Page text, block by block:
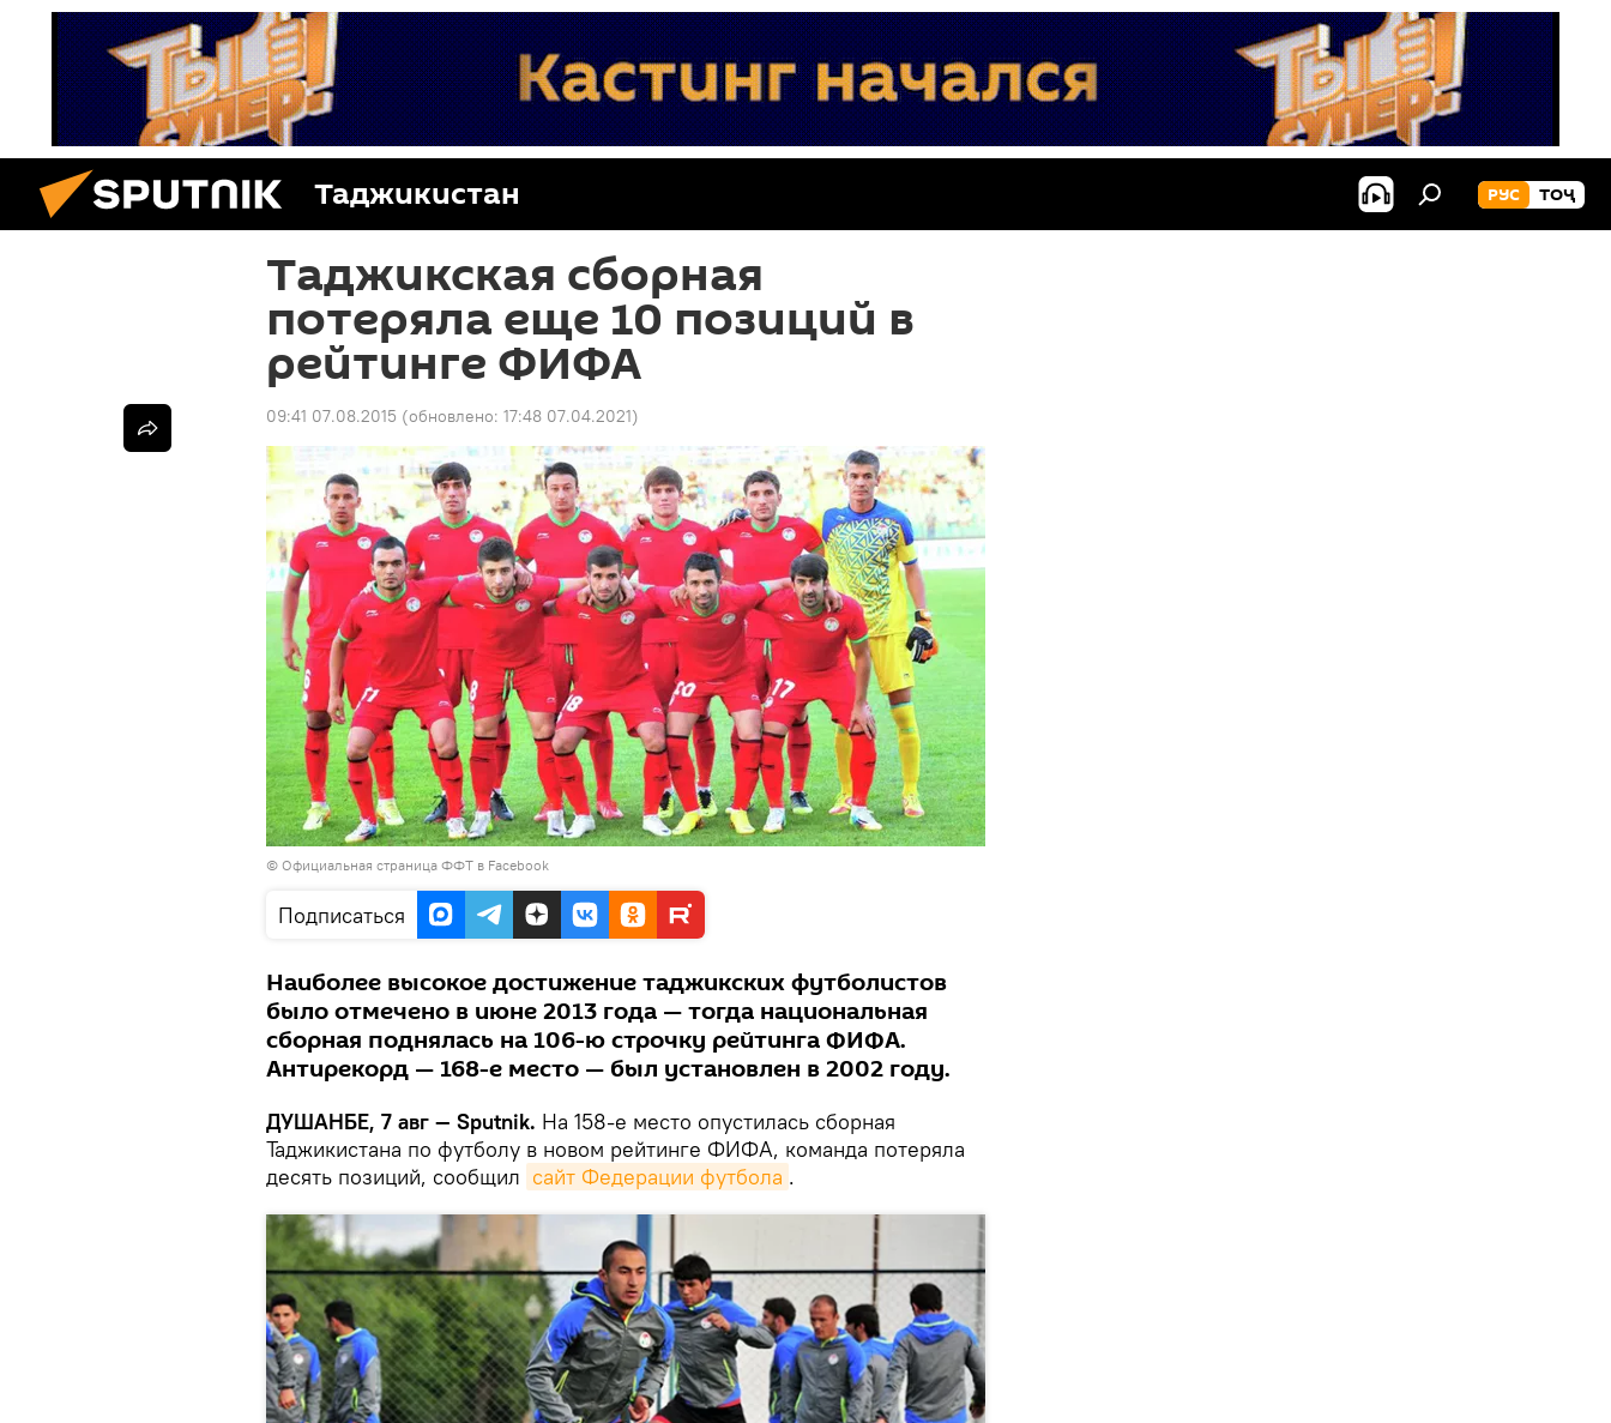
Таджикистан РУС ТОҶ
Таджикская сборная
потеряла еще 10 позиций в
рейтинге ФИФА
09:41 07.08.2015 (обновлено: 17:48 07.04.2021)
© Официальная страница ФФТ в Facebook
Подписаться
Наиболее высокое достижение таджикских футболистов
было отмечено в июне 2013 года — тогда национальная
сборная поднялась на 106-ю строчку рейтинга ФИФА.
Антирекорд — 168-е место — был установлен в 2002 году.
ДУШАНБЕ, 7 авг — Sputnik. На 158-е место опустилась сборная
Таджикистана по футболу в новом рейтинге ФИФА, команда потеряла
десять позиций, сообщил сайт Федерации футбола .